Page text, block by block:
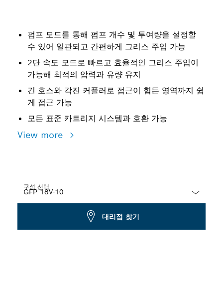
펌프 모드를 통해 펌프 개수 및 투여량을 설정할
수 있어 일관되고 간편하게 그리스 주입 가능
2단 속도 모드로 빠르고 효율적인 그리스 주입이
가능해 최적의 압력과 유량 유지
긴 호스와 각진 커플러로 접근이 힘든 영역까지 쉽
게 접근 가능
모든 표준 카트리지 시스템과 호환 가능
View more
구성 선택
대리점 찾기